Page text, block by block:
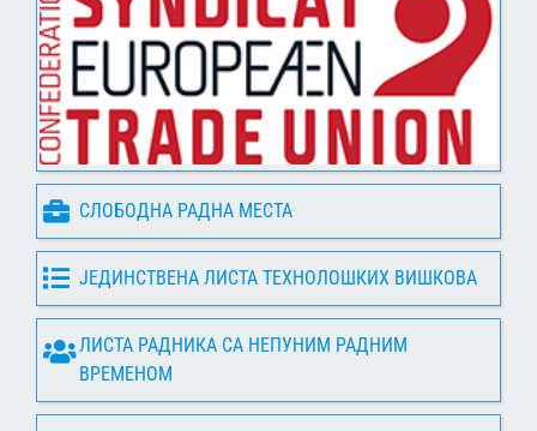
СЛОБОДНА РАДНА МЕСТА
ЈЕДИНСТВЕНА ЛИСТА ТЕХНОЛОШКИХ ВИШКОВА
ЛИСТА РАДНИКА СА НЕПУНИМ РАДНИМ
ВРЕМЕНОМ